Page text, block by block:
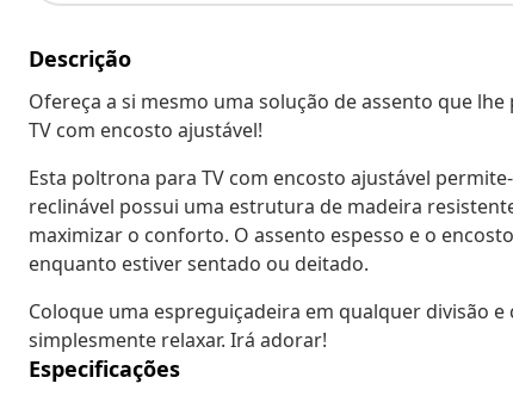
Descrição
Ofereça a si mesmo uma solução de assento que
TV com encosto ajustável!
Esta poltrona para TV com encosto ajustável
reclinável possui uma estrutura de madeira
maximizar o conforto. O assento espesso e o
enquanto estiver sentado ou deitado.
Coloque uma espreguiçadeira em qualquer divisão
simplesmente relaxar. Irá adorar!
Especificações